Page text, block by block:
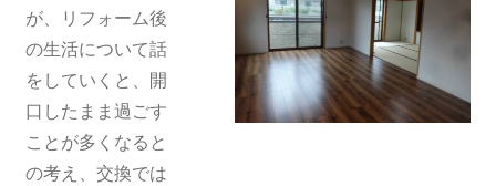
が、リフォーム後
の生活について話
をしていくと、開
口したまま過ごす
ことが多くなると
の考え、交換では